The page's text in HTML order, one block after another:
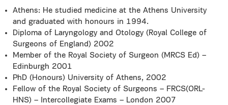
Athens: He studied medicine at the Athens University
and graduated with honours in 1994.
Diploma of Laryngology and Otology (Royal College of
Surgeons of England) 2002
Member of the Royal Society of Surgeon (MRCS Ed) –
Edinburgh 2001
PhD (Honours) University of Athens, 2002
Fellow of the Royal Society of Surgeons – FRCS(ORL-
HNS) – Intercollegiate Exams – London 2007